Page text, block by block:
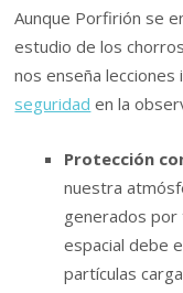
Aunque Porfirión se
estudio de los
nos enseña
seguridad en la
Protección
nuestra
generados por
espacial debe
partículas